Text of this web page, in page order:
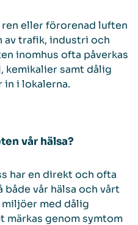
eller förorenad luften
av trafik, industri och
inomhus ofta påverkas
kemikalier samt dålig
in i lokalerna.
vår hälsa?
har en direkt och ofta
både vår hälsa och vårt
miljöer med dålig
märkas genom symtom